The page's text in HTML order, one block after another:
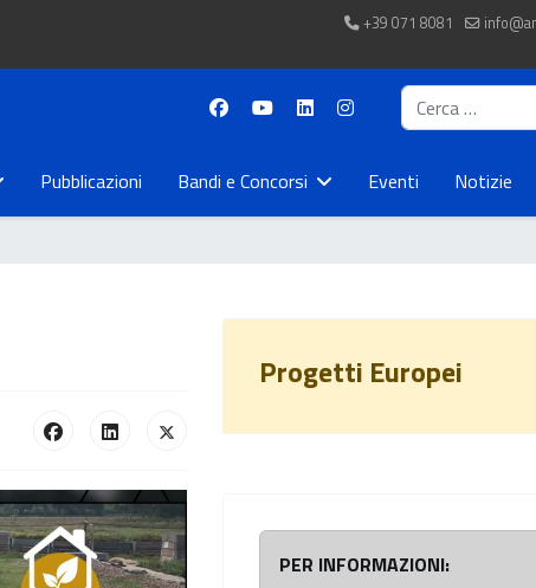
+39 071 8081
Cerca
Pubblicazioni Bandi e Concorsi Eventi Notizie
Progetti Europei
PER INFORMAZIONI: